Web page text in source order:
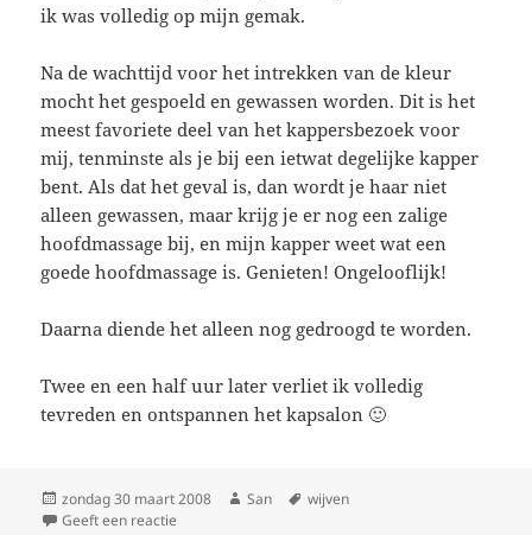
ik was volledig op mijn gemak.
Na de wachttijd voor het intrekken van de kleur
mocht het gespoeld en gewassen worden. Dit is het
meest favoriete deel van het kappersbezoek voor
mij, tenminste als je bij een ietwat degelijke kapper
bent. Als dat het geval is, dan wordt je haar niet
alleen gewassen, maar krijg je er nog een zalige
hoofdmassage bij, en mijn kapper weet wat een
goede hoofdmassage is. Genieten! Ongelooflijk!
Daarna diende het alleen nog gedroogd te worden.
Twee en een half uur later verliet ik volledig
tevreden en ontspannen het kapsalon 🙂
Geplaatst
op
zondag 30 maart 2008 Auteur
San Tags
wijven
Geeft een reactie